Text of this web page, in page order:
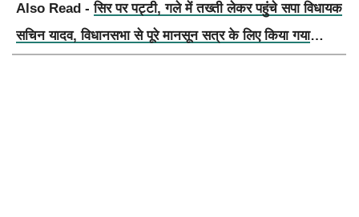
Also Read -सिर पर पट्टी, गले में तख्ती लेकर पहुंचे सपा विधायक
सचिन यादव, विधानसभा से पूरे मानसून सत्र के लिए किया गया